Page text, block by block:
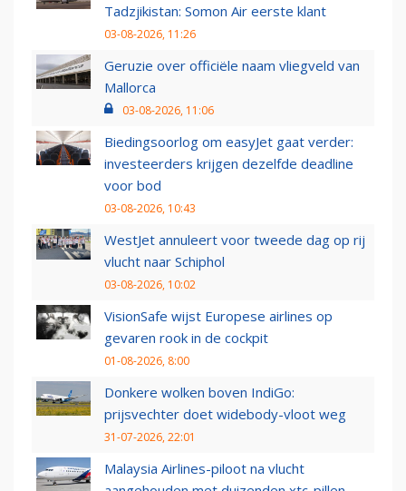
Tadzjikistan: Somon Air eerste klant
03-08-2026, 11:26
Geruzie over officiële naam vliegveld van
Mallorca
03-08-2026, 11:06
Biedingsoorlog om easyJet gaat verder:
investeerders krijgen dezelfde deadline
voor bod
03-08-2026, 10:43
WestJet annuleert voor tweede dag op rij
vlucht naar Schiphol
03-08-2026, 10:02
VisionSafe wijst Europese airlines op
gevaren rook in de cockpit
01-08-2026, 8:00
Donkere wolken boven IndiGo:
prijsvechter doet widebody-vloot weg
31-07-2026, 22:01
Malaysia Airlines-piloot na vlucht